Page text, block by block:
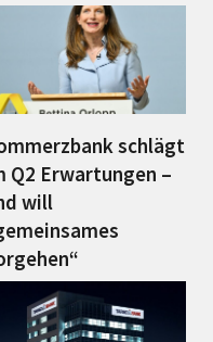
schlägt
Q2 Erwartungen –
will